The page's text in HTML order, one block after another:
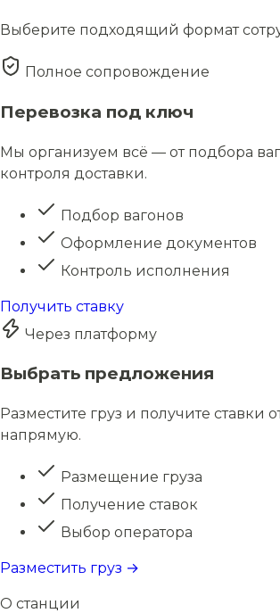
Выберите подходящий формат
Полное сопровождение
Перевозка под ключ
Мы организуем всё — от подбора
контроля доставки.
Подбор вагонов
Оформление документов
Контроль исполнения
Получить ставку
Через платформу
Выбрать предложения
Разместите груз и получите ставки
напрямую.
Размещение груза
Получение ставок
Выбор оператора
Разместить груз →
О станции